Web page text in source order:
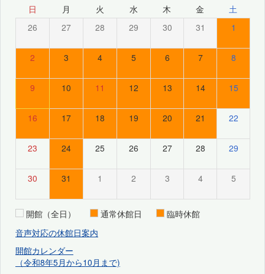
日 月 火 水 木 金 土
26 27 28 29 30 31 1
2 3 4 5 6 7 8
9 10 11 12 13 14 15
16 17 18 19 20 21 22
23 24 25 26 27 28 29
30 31 1 2 3 4 5
開館（全日） 通常休館日
臨時休館
音声対応の休館日案内
開館カレンダー
（令和8年5月から10月まで)